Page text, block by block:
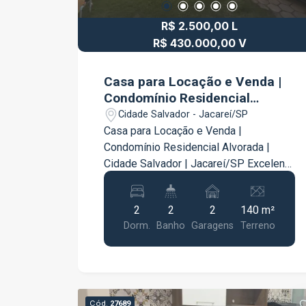
R$ 2.500,00 L
R$ 430.000,00 V
Casa para Locação e Venda |
Condomínio Residencial
Alvorada | Cidade Salvador |
Jacareí/SP
Cidade Salvador - Jacareí/SP
Casa para Locação e Venda |
Condomínio Residencial Alvorada |
Cidade Salvador | Jacareí/SP Excelente
oportunidade para quem busca
conforto, segurança e praticidade em
um condomínio residencial. Esta casa
oferece ambientes bem distribuídos e
funcionais, ideal para casais, pequenas
localização. Características do imóvel 2
2
Dorm.
2
Banho
2
Garagens
140 m²
Terreno
Cód. 27689